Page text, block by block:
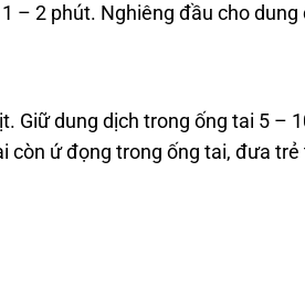
– 2 phút. Nghiêng đầu cho
Giữ dung dịch trong ống tai 5 –
còn ứ đọng trong ống tai, đưa